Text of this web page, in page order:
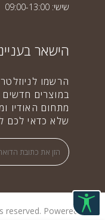
שישי: 09:00-13:00
הישאר
הרשמו
במוצרים חדשים
מתחום האודיו
שלא כדאי לכם
reserved. Powered by